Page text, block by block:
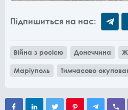
Підпишиться на нас:
Війна з росією Донеччина
Маріуполь Тимчасово